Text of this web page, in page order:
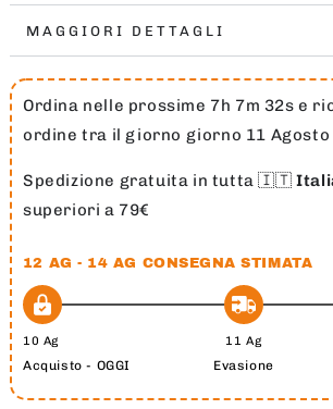
MAGGIORI DETTAGLI
Ordina nelle prossime 7h 7m 31s e
ordine tra il giorno giorno 11 Agosto
Spedizione gratuita in tutta 🇮🇹
superiori a 79€
12 AG - 14 AG CONSEGNA STIMATA
10 Ag
Acquisto - OGGI
11 Ag
Evasione